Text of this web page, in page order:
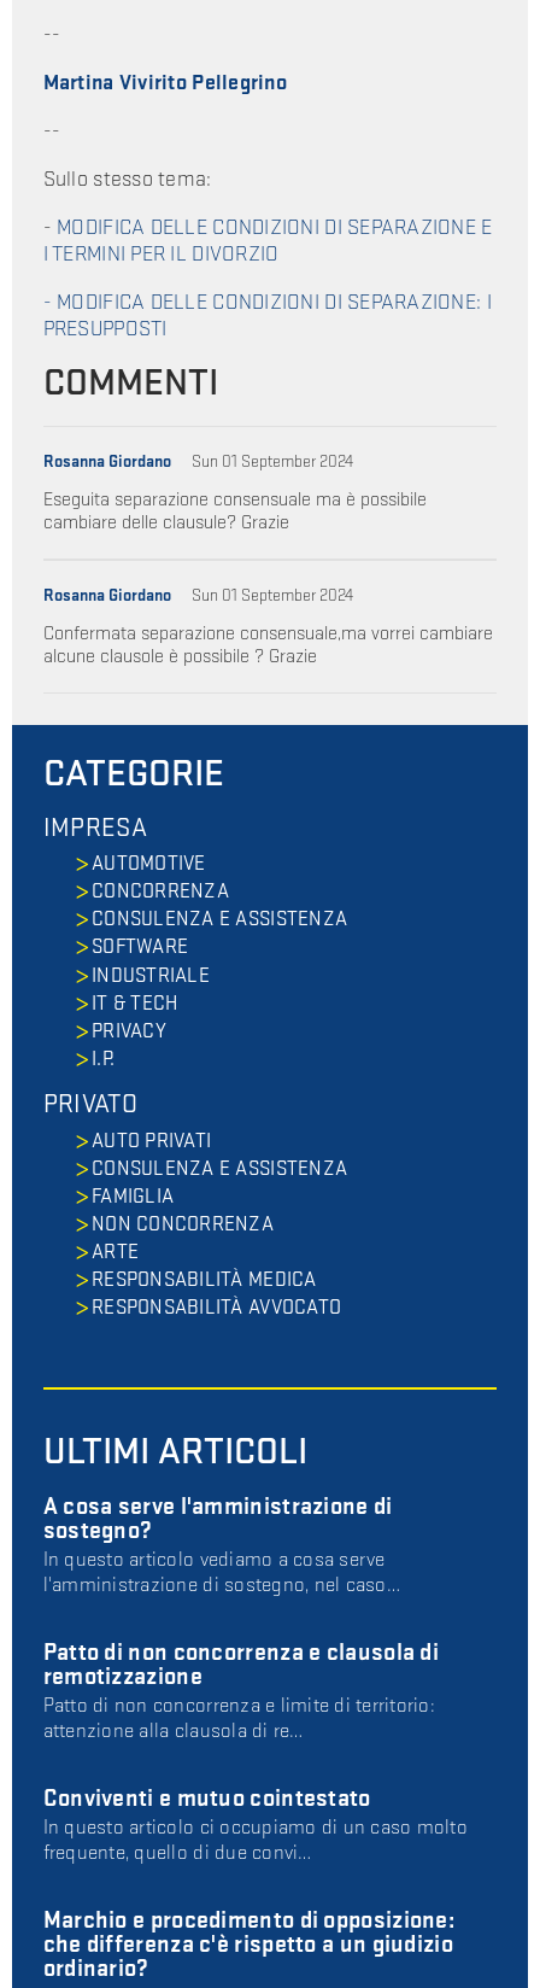
--
Martina Vivirito Pellegrino
--
Sullo stesso tema:
- MODIFICA DELLE CONDIZIONI DI SEPARAZIONE E
I TERMINI PER IL DIVORZIO
- MODIFICA DELLE CONDIZIONI DI SEPARAZIONE: I
PRESUPPOSTI
COMMENTI
Rosanna Giordano Sun 01 September 2024
Eseguita separazione consensuale ma è possibile
cambiare delle clausule? Grazie
Rosanna Giordano Sun 01 September 2024
Confermata separazione consensuale,ma vorrei cambiare
alcune clausole è possibile ? Grazie
CATEGORIE
IMPRESA
AUTOMOTIVE
CONCORRENZA
CONSULENZA E ASSISTENZA
SOFTWARE
INDUSTRIALE
IT & TECH
PRIVACY
I.P.
PRIVATO
AUTO PRIVATI
CONSULENZA E ASSISTENZA
FAMIGLIA
NON CONCORRENZA
ARTE
RESPONSABILITÀ MEDICA
RESPONSABILITÀ AVVOCATO
ULTIMI ARTICOLI
A cosa serve l'amministrazione di
sostegno?
In questo articolo vediamo a cosa serve
l'amministrazione di sostegno, nel caso…
Patto di non concorrenza e clausola di
remotizzazione
Patto di non concorrenza e limite di territorio:
attenzione alla clausola di re…
Conviventi e mutuo cointestato
In questo articolo ci occupiamo di un caso molto
frequente, quello di due convi…
Marchio e procedimento di opposizione:
che differenza c'è rispetto a un giudizio
ordinario?